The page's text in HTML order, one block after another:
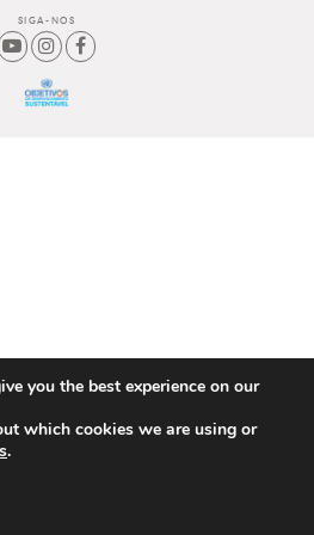
SIGA-NOS
you the best experience on our
which cookies we are using or
.